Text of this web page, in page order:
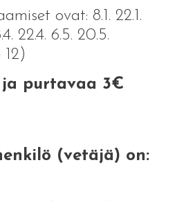
ovat: 8.1. 22.1.
22.4. 6.5. 20.5.
ja purtavaa 3€
(vetäjä) on: